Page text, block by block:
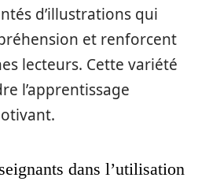
d’illustrations qui
et renforcent
lecteurs. Cette variété
l’apprentissage
dans l’utilisation